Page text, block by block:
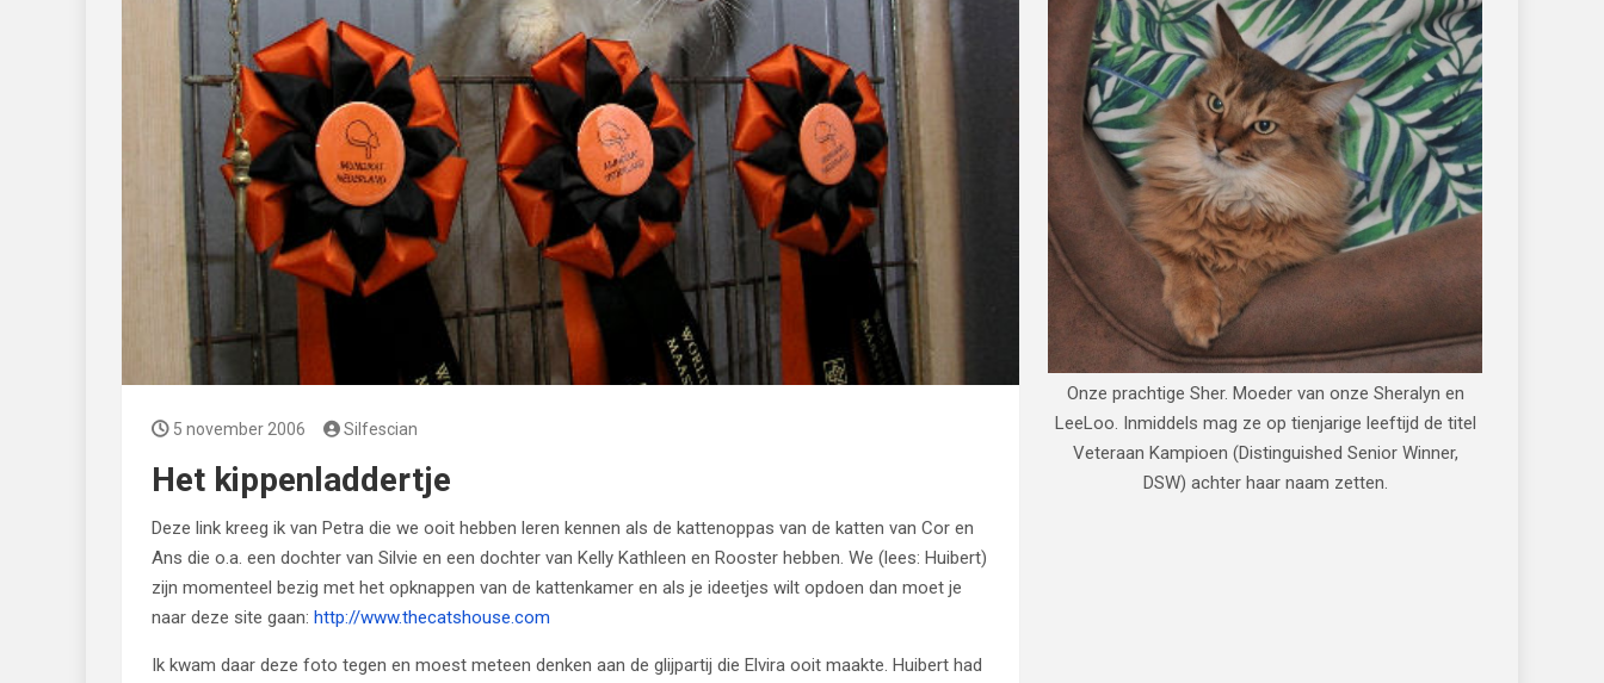
5 november 2006 Silfescian
Het kippenladdertje
Deze link kreeg ik van Petra die we ooit hebben leren kennen als de kattenoppas van de katten van Cor en
Ans die o.a. een dochter van Silvie en een dochter van Kelly Kathleen en Rooster hebben. We (lees: Huibert)
zijn momenteel bezig met het opknappen van de kattenkamer en als je ideetjes wilt opdoen dan moet je
naar deze site gaan: http://www.thecatshouse.com
Ik kwam daar deze foto tegen en moest meteen denken aan de glijpartij die Elvira ooit maakte. Huibert had
Onze prachtige Sher. Moeder van onze Sheralyn en
LeeLoo. Inmiddels mag ze op tienjarige leeftijd de titel
Veteraan Kampioen (Distinguished Senior Winner,
DSW) achter haar naam zetten.